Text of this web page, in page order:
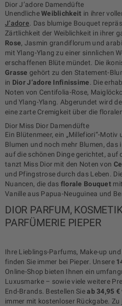
Dior J’adore Damendüfte
UnendlicheWeiblichkeit in ihrer
J’adore. Das blumige Bouquet
Zärtlichkeit der Weiblichkeit in ihrer
Rose, Jasmin grandiflorum und
mit Ylang-Ylang zu einer sinnlichen
erschaffenen Blüte mündet. Die
Grasse gehört zu den Statement-
in Dior J’adore Infinissime. Die
Noten von Centifolia-Rose,
und Ylang-Ylang. Abgerundet wird
eine zarte Cremigkeit über die
Dior Miss Dior Damendüfte
Ein Blütenmeer, ein „Millefiori“-Motiv
Blumen und noch mehr Blumen, das
auf die schönen Dinge gerichtet, auf
tanzt Miss Dior mit den Noten von
und Pfingstrose durch das Leben.
Nuancen, die das florale Bouquetmit
Vanille aus Papua-Neuguinea und
DIOR PARFUM,
PARFÜMERIE PIEPER
Ihre Lieblings-Parfums, Make-up
finden Sie immer bei Pieper. Unsere
Online-Shop bieten Ihnen ein
Luxusmarke – sowie viele weitere
End-Brands. Bestellen Sieab 34,95
immer mit kostenloser Rückgabe.